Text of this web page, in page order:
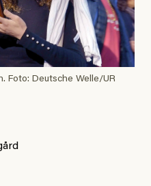
Foto: Deutsche Welle/UR